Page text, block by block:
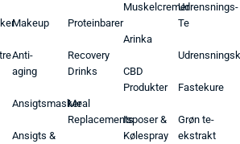
Makeup
Anti-
aging
Ansigtsmasker
Ansigts &
Proteinbarer
Recovery
Drinks
Meal
Replacements
Muskelcremer
Arinka
CBD
Produkter
Isposer &
Kølespray
Udrensnings-
Te
Fastekure
Grøn te-
ekstrakt